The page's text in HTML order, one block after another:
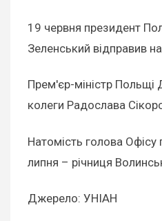
19 червня президент
Зеленський відправив
Прем'єр-міністр Польщі
колеги Радослава
Натомість голова
липня – річниця
Джерело: УНІАН